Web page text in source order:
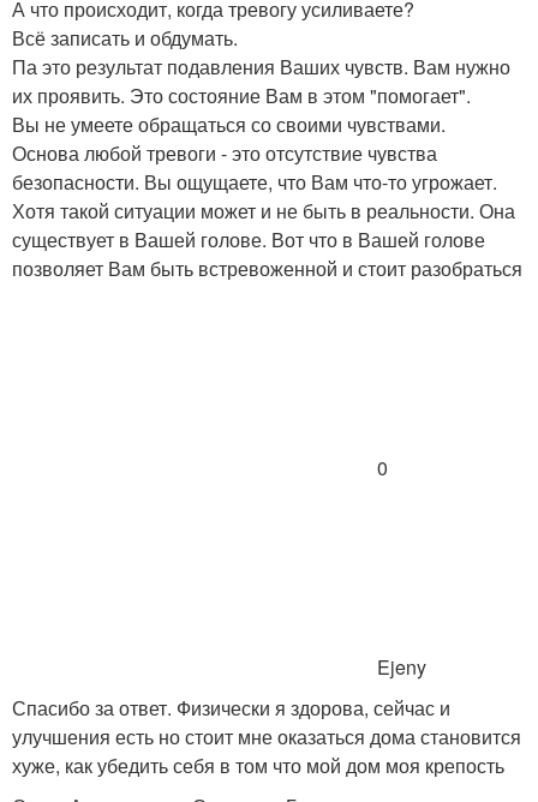
А что происходит, когда тревогу усиливаете?
Всё записать и обдумать.
Па это результат подавления Ваших чувств. Вам нужно
их проявить. Это состояние Вам в этом "помогает".
Вы не умеете обращаться со своими чувствами.
Основа любой тревоги - это отсутствие чувства
безопасности. Вы ощущаете, что Вам что-то угрожает.
Хотя такой ситуации может и не быть в реальности. Она
существует в Вашей голове. Вот что в Вашей голове
позволяет Вам быть встревоженной и стоит разобраться
0
Ejeny
Спасибо за ответ. Физически я здорова, сейчас и
улучшения есть но стоит мне оказаться дома становится
хуже, как убедить себя в том что мой дом моя крепость